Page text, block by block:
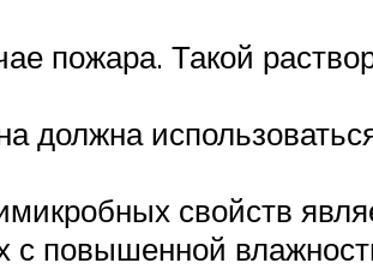
пожара. Такой
должна
свойств
с повышенной